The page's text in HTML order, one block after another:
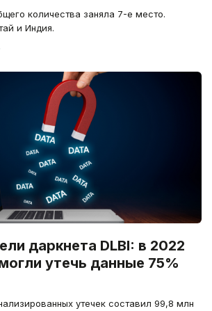
количества заняла 7-е место.
и Индия.
даркнета DLBI: в 2022
утечь данные 75%
утечек составил 99,8 млн